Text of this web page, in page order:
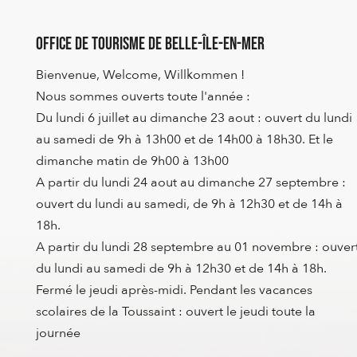
Office de Tourisme de Belle-Île-en-Mer
Bienvenue, Welcome, Willkommen !
Nous sommes ouverts toute l'année :
Du lundi 6 juillet au dimanche 23 aout : ouvert du lundi
au samedi de 9h à 13h00 et de 14h00 à 18h30. Et le
dimanche matin de 9h00 à 13h00
A partir du lundi 24 aout au dimanche 27 septembre :
ouvert du lundi au samedi, de 9h à 12h30 et de 14h à
18h.
A partir du lundi 28 septembre au 01 novembre :
du lundi au samedi de 9h à 12h30 et de 14h à 18h.
Fermé le jeudi après-midi. Pendant les vacances
scolaires de la Toussaint : ouvert le jeudi toute la
journée